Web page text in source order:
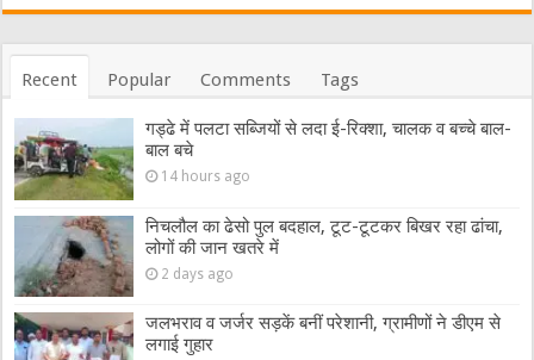
Recent Popular Comments Tags
गड्ढे में पलटा सब्जियों से लदा ई-रिक्शा, चालक व बच्चे बाल-
बाल बचे
14 hours ago
निचलौल का ढेसो पुल बदहाल, टूट-टूटकर बिखर रहा ढांचा,
लोगों की जान खतरे में
2 days ago
जलभराव व जर्जर सड़कें बनीं परेशानी, ग्रामीणों ने डीएम से
लगाई गुहार